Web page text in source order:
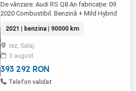
De vânzare: Audi RS Q8 An fabricație: 09
2020 Combustibil: Benzină + Mild Hybrid
Putere: 600 CP Cuplu: 800 Nm Cutie de
viteze: Automată Tiptronic, 8 trepte
Tracțiune: Quattro (4x4 permanent)
Kilometraj: 90.000 km Culoare: Portocaliu
Interior: ...
2021 | benzina | 90000 km
Iaz, Salaj
3 august
393 292 RON
Telefon validat